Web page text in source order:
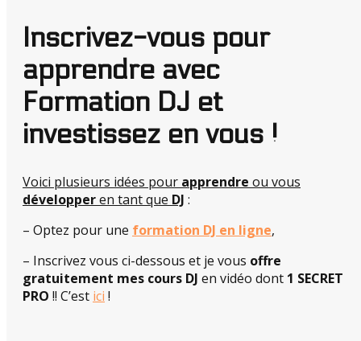
Inscrivez-vous pour
apprendre avec
Formation DJ et
investissez en vous !
Voici plusieurs idées pour apprendre ou vous
développeren tant que DJ :
– Optez pour une formation DJ en ligne,
– Inscrivez vous ci-dessous et je vous offre
gratuitement mes cours DJ en vidéo dont 1 SECRET
PRO !! C’est ici !